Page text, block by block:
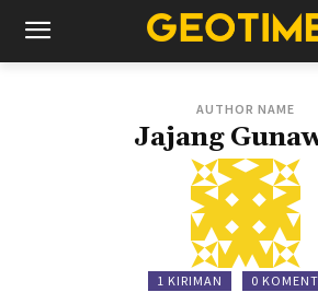
AUTHOR NAME
Jajang
1 KIRIMAN 0